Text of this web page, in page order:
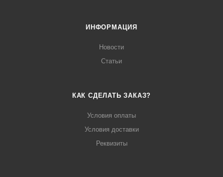
ИНФОРМАЦИЯ
Новости
Статьи
КАК СДЕЛАТЬ ЗАКАЗ?
Условия оплаты
Условия доставки
Реквизиты